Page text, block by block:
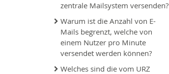
zentrale Mailsystem versenden?
Warum ist die Anzahl von E-
Mails begrenzt, welche von
einem Nutzer pro Minute
versendet werden können?
Welches sind die vom URZ